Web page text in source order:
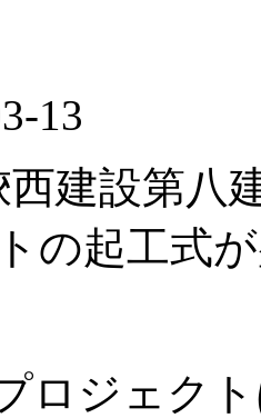
13
西建設第八
の起工式
ロジェク